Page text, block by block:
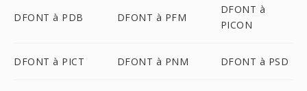
DFONT à PDB DFONT à PFM
DFONT à
PICON
DFONT à PICT DFONT à PNM DFONT à PSD